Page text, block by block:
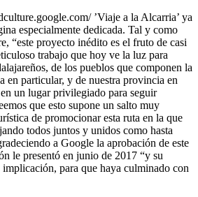
’Viaje a la Alcarria’ ya
especialmente dedicada. Tal y como
“este proyecto inédito es el fruto de casi
trabajo que hoy ve la luz para
de los pueblos que componen la
en particular, y de nuestra provincia en
un lugar privilegiado para seguir
que esto supone un salto muy
de promocionar esta ruta en la que
todos juntos y unidos como hasta
a Google la aprobación de este
le presentó en junio de 2017 “y su
para que haya culminado con